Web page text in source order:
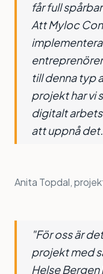
får full
Att Myloc
till denna typ
projekt har vi
digitalt
att uppnå
Anita Topdal,
"För oss är
projekt med
Helse Bergen